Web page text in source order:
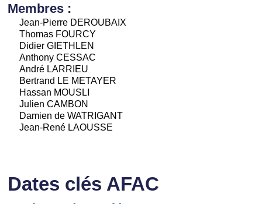
Membres :
Jean-Pierre DEROUBAIX
Thomas FOURCY
Didier GIETHLEN
Anthony CESSAC
André LARRIEU
Bertrand LE METAYER
Hassan MOUSLI
Julien CAMBON
Damien de WATRIGANT
Jean-René LAOUSSE
Dates clés AFAC